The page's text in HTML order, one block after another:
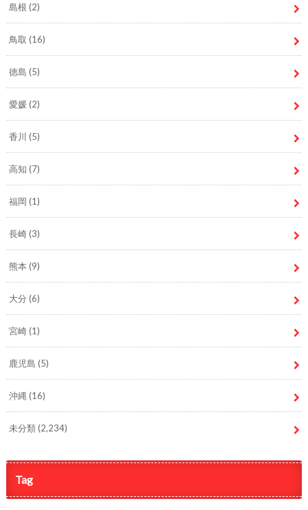
島根 (2)
鳥取 (16)
徳島 (5)
愛媛(2)
香川 (5)
高知 (7)
福岡 (1)
長崎(3)
熊本 (9)
大分 (6)
宮崎(1)
鹿児島 (5)
沖縄 (16)
未分類(2,234)
Tag